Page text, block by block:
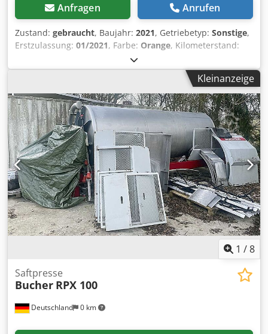
Anfragen Anrufen
Zustand: gebraucht, Baujahr: 2021, Getriebetyp: Sonstige,
Erstzulassung: 01/2021, Farbe: Orange, Kilometerstand:
2.310 kg
Fahrzeugstandort: Bovenden, Aufbau: Abrollbarer
Salzstreuer ca. 5m³ Salzstreuer aufgebaut auf Strobach
Abrollrahmen! Eigengewicht ca. 2310kg! Salzstreuer ca.
5m³ Flüssigsalz ca. 4580l ZUBEHÖRANGABEN OHNE
GEWÄHR, Änderungen, Zwischenverkauf und Irrtümer
vorbehalten! Dcedpfx Ajzpzf Dscmok - .
Kleinanzeige
1 /8
Deutschland 0 km
Saftpresse
Bucher RPX 100